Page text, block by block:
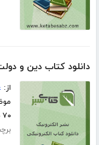
دانلود کتاب دین و
از:
۷۰ صفحه